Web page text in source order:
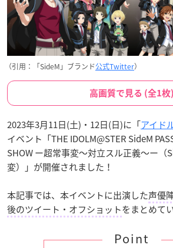
（引用：「SideM」ブランド公式Twitter）
高画質で見る (全1枚)
2023年3月11日(土)・12日(日)に「アイド
イベント「THE IDOLM@STER SideM
SHOW ー超常事変～対立スル正義～ー（
変）」が開催されました！
本記事では、本イベントに出演した声優
後のツイート・オフショットをまとめて
Point